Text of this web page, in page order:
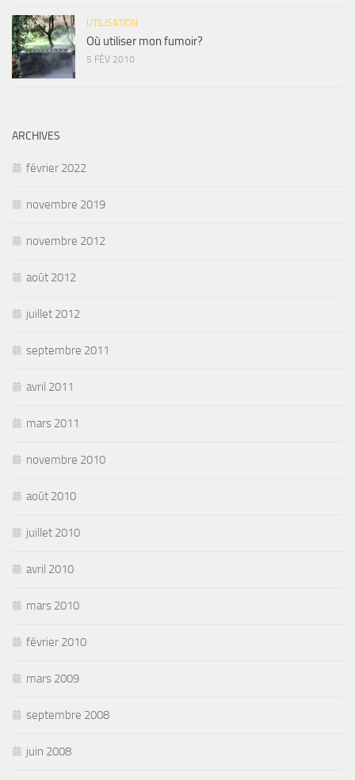
UTILISATION
Où utiliser mon fumoir?
5 FÉV 2010
ARCHIVES
février 2022
novembre 2019
novembre 2012
août 2012
juillet 2012
septembre 2011
avril 2011
mars 2011
novembre 2010
août 2010
juillet 2010
avril 2010
mars 2010
février 2010
mars 2009
septembre 2008
juin 2008